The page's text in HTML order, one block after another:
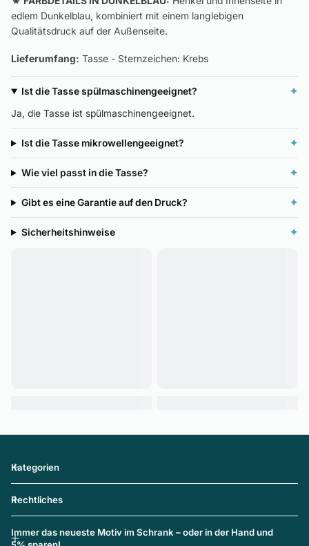
edlem Dunkelblau, kombiniert mit einem langlebigen
Qualitätsdruck auf der Außenseite.
Lieferumfang: Tasse - Sternzeichen: Krebs
Ist die Tasse spülmaschinengeeignet?
✦
Ja, die Tasse ist spülmaschinengeeignet.
Ist die Tasse mikrowellengeeignet? ✦
Wie viel passt in die Tasse? ✦
Gibt es eine Garantie auf den Druck? ✦
Sicherheitshinweise ✦
Kategorien
Rechtliches
Immer das neueste Motiv im Schrank – oder in der Hand und